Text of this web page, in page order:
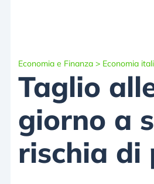
Economia e Finanza > Economia
Taglio
giorno a
rischia di